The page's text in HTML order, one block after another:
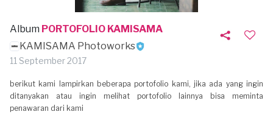
Album PORTOFOLIO KAMISAMA
KAMISAMA Photoworks
11 September 2017
berikut kami lampirkan beberapa portofolio kami, jika ada yang ingin
ditanyakan atau ingin melihat portofolio lainnya bisa meminta
penawaran dari kami